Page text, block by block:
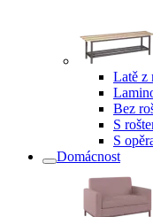
Latě z
Bez
S
S
Domácnost